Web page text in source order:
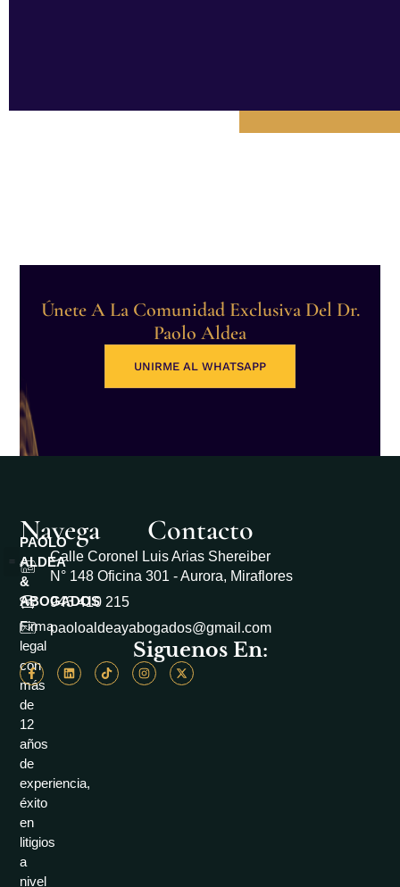
Únete A La Comunidad Exclusiva Del Dr.
Paolo Aldea
UNIRME AL WHATSAPP
PAOLO
ALDEA
&
ABOGADOS
Firma
legal
con
más
de
12
años
de
experiencia,
éxito
en
litigios
a
nivel
Navega Contacto
Calle Coronel Luis Arias Shereiber
N° 148 Oficina 301 - Aurora, Miraflores
943 410 215
paoloaldeayabogados@gmail.com
Siguenos En: